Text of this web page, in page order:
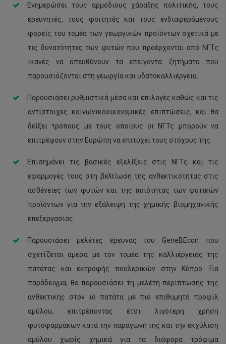
Ενημερώσει τους αρμόδιους χάραξης πολιτικής, τους
ερευνητές, τους φοιτητές και τους ενδιαφερόμενους
φορείς του τομέα των γεωργικών προϊόντων σχετικά με
τις δυνατότητες των φυτών που προέρχονται από ΝΓΤς
ικανές να απευθύνουν τα επείγοντα ζητήματα που
παρουσιάζονται στη γεωργία και υδατοκαλλιέργεια.
Παρουσιάσει ρυθμιστικά μέσα και επιλογές καθώς και τις
αντίστοιχες κοινωνικοοικονομικές επιπτώσεις, και θα
δείξει τρόπους με τους οποίους οι ΝΓΤς μπορούν να
επιτρέψουν στην Ευρώπη να επιτύχει τους στόχους της.
Επισημάνει τις βασικές εξελίξεις στις ΝΓΤς και τις
εφαρμογές τους στη βελτίωση της ανθεκτικότητας στις
ασθένειες των φυτών και της ποιότητας των φυτικών
προϊόντων για την εξάλειψη της χημικής βιομηχανικής
επεξεργασίας.
Παρουσιάσει μελέτες έρευνας του GeneBEcon που
σχετίζεται άμεσα με τον τομέα της καλλιέργειας της
πατάτας και εκτροφής πουλερικών στην Κύπρο. Για
παράδειγμα, θα παρουσιάσει τη μελέτη περίπτωσης της
ανθεκτικής στον ιό πατάτα με πιο επιθυμητό προφίλ
αμύλου, επιτρέποντας έτσι λιγότερη χρήση
φυτοφαρμάκων κατά την παραγωγή της και την εκχύλιση
αμύλου χωρίς χημικά για τα διάφορα τρόφιμα